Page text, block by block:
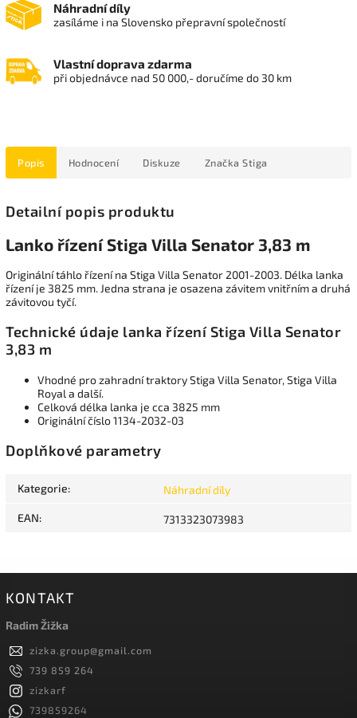
Náhradní díly
zasíláme i na Slovensko přepravní společností
Vlastní doprava zdarma
při objednávce nad 50 000,- doručíme do 30 km
Popis Hodnocení Diskuze Značka Stiga
Detailní popis produktu
Lanko řízení Stiga Villa Senator 3,83 m
Originální táhlo řízení na Stiga Villa Senator 2001-2003. Délka lanka
řízení je 3825 mm. Jedna strana je osazena závitem vnitřním a druhá
závitovou tyčí.
Technické údaje lanka řízení Stiga Villa Senator
3,83 m
Vhodné pro zahradní traktory Stiga Villa Senator, Stiga Villa
Royal a další.
Celková délka lanka je cca 3825 mm
Originální číslo 1134-2032-03
Doplňkové parametry
Kategorie: Náhradní díly
EAN: 7313323073983
KONTAKT
Radim Žižka
zizka.group@gmail.com
739 859 264
zizkarf
739859264